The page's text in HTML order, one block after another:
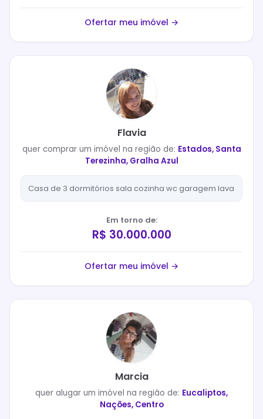
Ofertar meu imóvel →
Flavia
quer comprarum imóvel na região de: Estados, Santa
Terezinha, Gralha Azul
Casa de 3 dormitórios sala cozinha wc garagem lava
Em torno de:
R$ 30.000.000
Ofertar meu imóvel →
Marcia
quer alugar um imóvel na região de: Eucaliptos,
Nações, Centro